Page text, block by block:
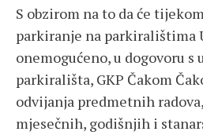
S obzirom na to da će
parkiranje na parkiralištima
onemogućeno, u dogovoru
parkirališta, GKP Čakom
odvijanja predmetnih
mjesečnih, godišnjih i